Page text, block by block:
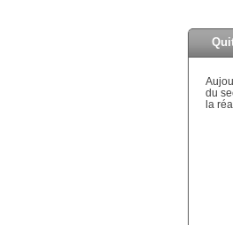
du
la